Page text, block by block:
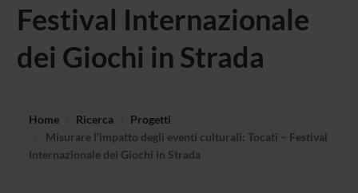
Festival Internazionale
dei Giochi in Strada
Home Ricerca
Progetti
Misurare l'impatto degli eventi culturali: Tocatì – Festival
Internazionale dei Giochi in Strada